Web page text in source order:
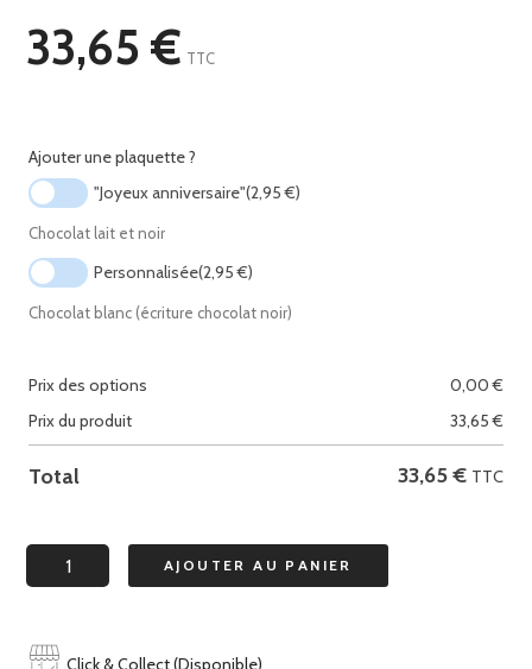
33,65 € TTC
Ajouter une plaquette ?
"Joyeux anniversaire"(2,95 €)
Chocolat lait et noir
Personnalisée(2,95 €)
Chocolat blanc (écriture chocolat noir)
Prix des options 0,00€
Prix du produit
33,65€
Total 33,65€ TTC
quantité
de
carrée
AJOUTER AU PANIER
Click & Collect (Disponible)